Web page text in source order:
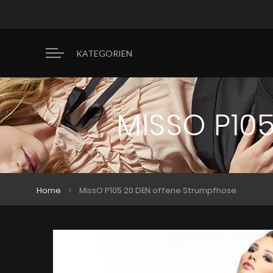
KATEGORIEN
MISSO
Home MissO P105 20 DEN offene Strumpfhose